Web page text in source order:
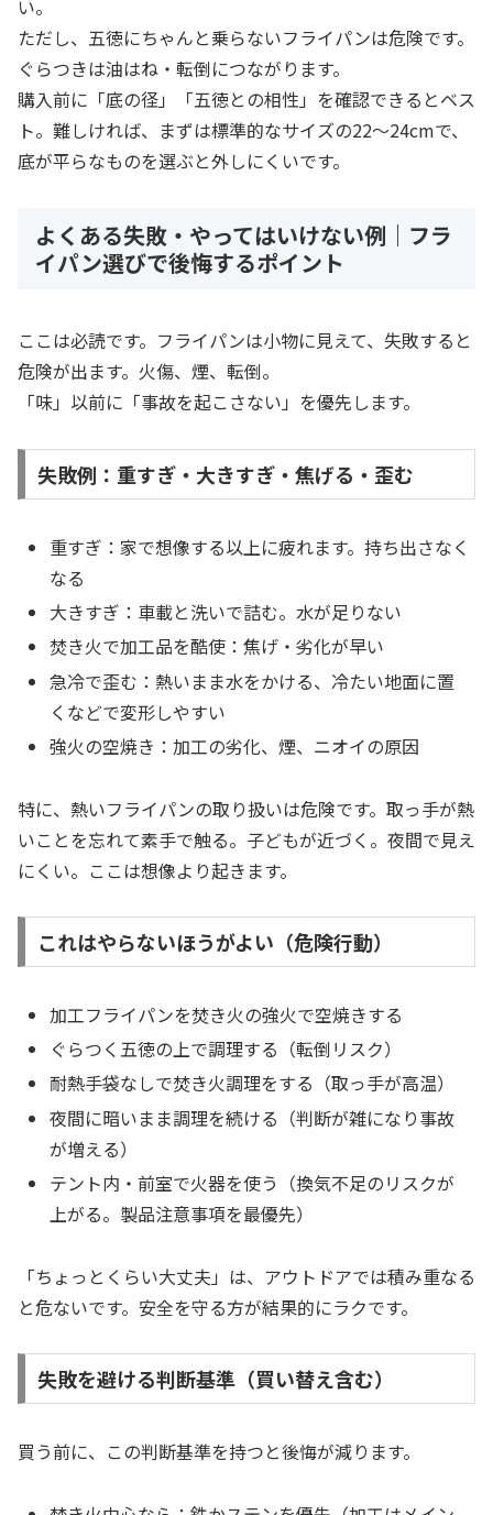
い。
ただし、五徳にちゃんと乗らないフライパンは危険です。
ぐらつきは油はね・転倒につながります。
購入前に「底の径」「五徳との相性」を確認できるとベス
ト。難しければ、まずは標準的なサイズの22〜24cmで、
底が平らなものを選ぶと外しにくいです。
よくある失敗・やってはいけない例｜フラ
イパン選びで後悔するポイント
ここは必読です。フライパンは小物に見えて、失敗すると
危険が出ます。火傷、煙、転倒。
「味」以前に「事故を起こさない」を優先します。
失敗例：重すぎ・大きすぎ・焦げる・歪む
重すぎ：家で想像する以上に疲れます。持ち出さなく
なる
大きすぎ：車載と洗いで詰む。水が足りない
焚き火で加工品を酷使：焦げ・劣化が早い
急冷で歪む：熱いまま水をかける、冷たい地面に置
くなどで変形しやすい
強火の空焼き：加工の劣化、煙、ニオイの原因
特に、熱いフライパンの取り扱いは危険です。取っ手が熱
いことを忘れて素手で触る。子どもが近づく。夜間で見え
にくい。ここは想像より起きます。
これはやらないほうがよい（危険行動）
加工フライパンを焚き火の強火で空焼きする
ぐらつく五徳の上で調理する（転倒リスク）
耐熱手袋なしで焚き火調理をする（取っ手が高温）
夜間に暗いまま調理を続ける（判断が雑になり事故
が増える）
テント内・前室で火器を使う（換気不足のリスクが
上がる。製品注意事項を最優先）
「ちょっとくらい大丈夫」は、アウトドアでは積み重なる
と危ないです。安全を守る方が結果的にラクです。
失敗を避ける判断基準（買い替え含む）
買う前に、この判断基準を持つと後悔が減ります。